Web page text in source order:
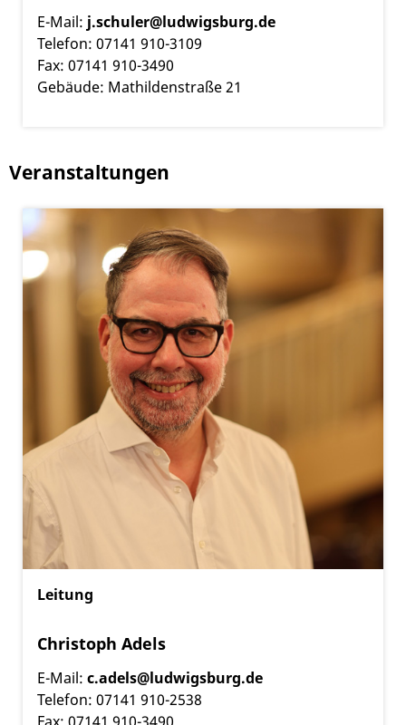
E-Mail: j.schuler@ludwigsburg.de
Telefon: 07141 910-3109
Fax: 07141 910-3490
Gebäude: Mathildenstraße 21
Veranstaltungen
Leitung
Christoph Adels
E-Mail: c.adels@ludwigsburg.de
Telefon: 07141 910-2538